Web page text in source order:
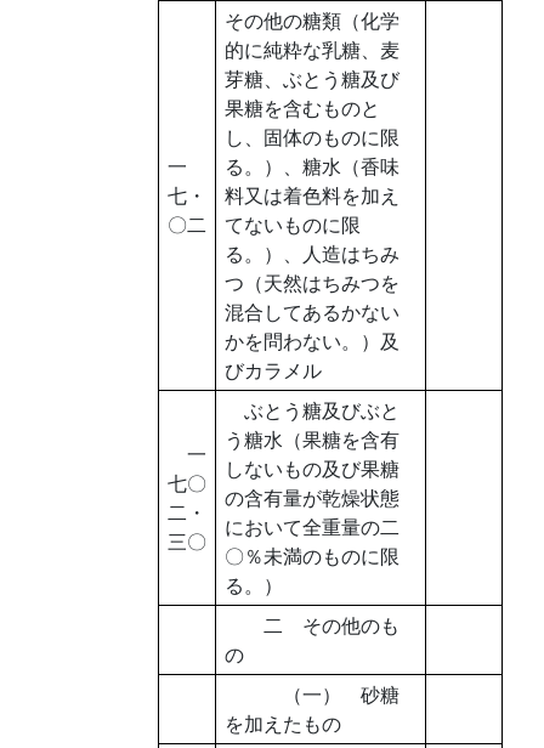
一
七・
〇二
その他の糖類（化学
的に純粋な乳糖、麦
芽糖、ぶとう糖及び
果糖を含むものと
し、固体のものに限
る。）、糖水（香味
料又は着色料を加え
てないものに限
る。）、人造はちみ
つ（天然はちみつを
混合してあるかない
かを問わない。）及
びカラメル
一
七〇
二・
三〇
ぶとう糖及びぶと
う糖水（果糖を含有
しないもの及び果糖
の含有量が乾燥状態
において全重量の二
〇％未満のものに限
る。）
二 その他のも
の
（一） 砂糖
を加えたもの